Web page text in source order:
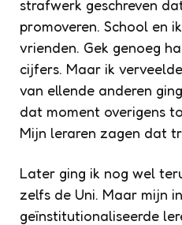
strafwerk geschreven
promoveren. School en
vrienden. Gek genoeg
cijfers. Maar ik
van ellende anderen
dat moment overigens
Mijn leraren zagen dat
Later ging ik nog wel
zelfs de Uni. Maar mijn
geïnstitutionaliseerde